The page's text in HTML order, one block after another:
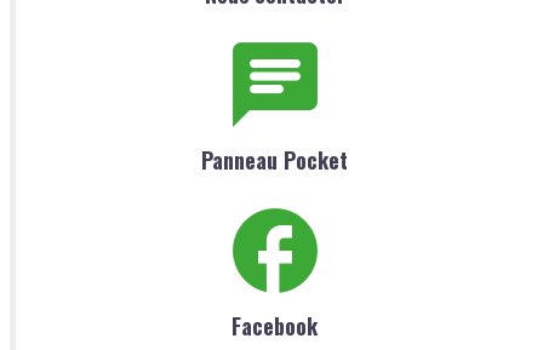
Panneau Pocket
Facebook